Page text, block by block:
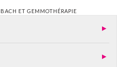
ET GEMMOTHÉRAPIE